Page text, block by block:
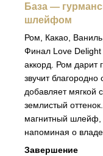
База —
шлейфом
Ром, Какао,
Финал Love Delight
аккорд. Ром дарит
звучит благородно
добавляет мягкой
землистый
магнитный шлейф,
напоминая о
Завершение